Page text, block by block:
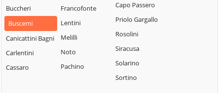
Buccheri
Buscemi
Canicattini Bagni
Carlentini
Cassaro
Francofonte
Lentini
Melilli
Noto
Pachino
Capo Passero
Priolo Gargallo
Rosolini
Siracusa
Solarino
Sortino